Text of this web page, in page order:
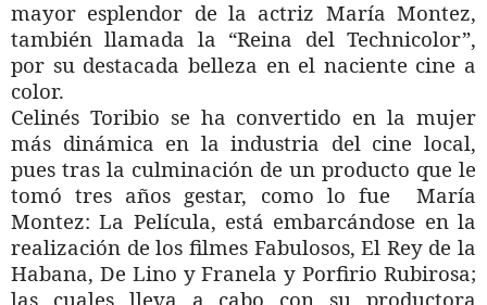
mayor esplendor de la actriz María Montez,
también llamada la “Reina del Technicolor”,
por su destacada belleza en el naciente cine a
color.
Celinés Toribio se ha convertido en la mujer
más dinámica en la industria del cine local,
pues tras la culminación de un producto que le
tomó tres años gestar, como lo fue María
Montez: La Película, está embarcándose en la
realización de los filmes Fabulosos, El Rey de la
Habana, De Lino y Franela y Porfirio Rubirosa;
las cuales lleva a cabo con su productora